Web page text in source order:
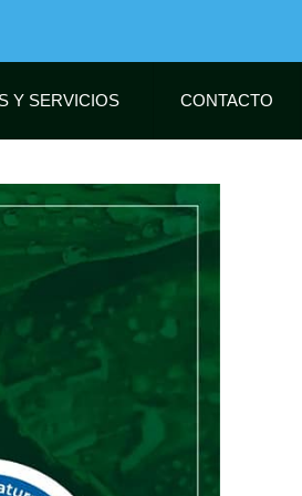
Y SERVICIOS CONTACTO